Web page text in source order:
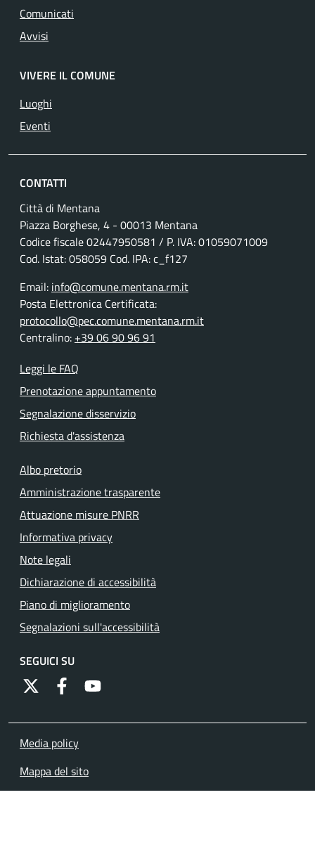
Comunicati
Avvisi
VIVERE IL COMUNE
Luoghi
Eventi
CONTATTI
Città di Mentana
Piazza Borghese, 4 - 00013 Mentana
Codice fiscale02447950581 / P. IVA:01059071009
Cod. Istat: 058059 Cod. IPA: c_f127
Email: info@comune.mentana.rm.it
Posta Elettronica Certificata:
protocollo@pec.comune.mentana.rm.it
Centralino: +39 06 90 96 91
Leggi le FAQ
Prenotazione appuntamento
Segnalazione disservizio
Richiesta d'assistenza
Albo pretorio
Amministrazione trasparente
Attuazione misure PNRR
Informativa privacy
Note legali
Dichiarazione di accessibilità
Piano di miglioramento
Segnalazioni sull'accessibilità
SEGUICI SU
https://twitter.com/comunementana
https://www.facebook.com/Comune-di-
http://www.youtube.com/channel/
Media policy
Mappa del sito